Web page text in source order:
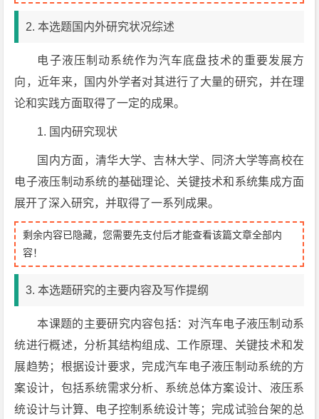
2. 本选题国内外研究状况综述
电子液压制动系统作为汽车底盘技术的重要发展方
向，近年来，国内外学者对其进行了大量的研究，并在理
论和实践方面取得了一定的成果。
1. 国内研究现状
国内方面，清华大学、吉林大学、同济大学等高校在
电子液压制动系统的基础理论、关键技术和系统集成方面
展开了深入研究，并取得了一系列成果。
剩余内容已隐藏，您需要先支付后才能查看该篇文章全部内
容！
3. 本选题研究的主要内容及写作提纲
本课题的主要研究内容包括：对汽车电子液压制动系
统进行概述，分析其结构组成、工作原理、关键技术和发
展趋势；根据设计要求，完成汽车电子液压制动系统的方
案设计，包括系统需求分析、系统总体方案设计、液压系
统设计与计算、电子控制系统设计等；完成试验台架的总